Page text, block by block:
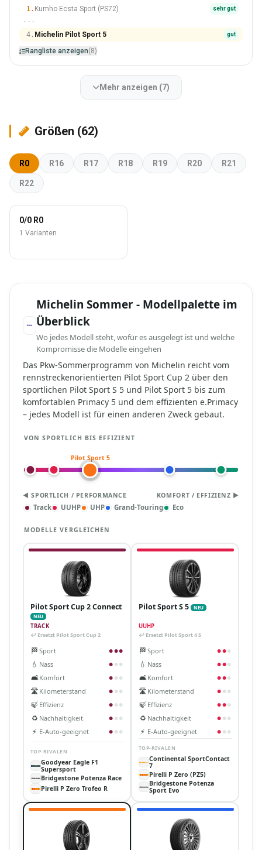
1. Kumho Ecsta Sport (PS72) sehr gut
···
4. Michelin Pilot Sport 5 gut
Rangliste anzeigen(8)
Mehr anzeigen (7)
Größen (62)
R0 R16 R17 R18 R19 R20 R21
R22
0/0 R0
1 Varianten
Michelin Sommer - Modellpalette im
Überblick
Wo jedes Modell steht, wofür es ausgelegt ist und welche
Kompromisse die Modelle eingehen
Das Pkw-Sommerprogramm von Michelin reicht vom
rennstreckenorientierten Pilot Sport Cup 2 über den
sportlichen Pilot Sport S 5 und Pilot Sport 5 bis zum
komfortablen Primacy 5 und dem effizienten e.Primacy
– jedes Modell ist für einen anderen Zweck gebaut.
VON SPORTLICH BIS EFFIZIENT
Pilot Sport 5
◀ SPORTLICH / PERFORMANCE KOMFORT / EFFIZIENZ ▶
Track UUHP UHP Grand-Touring Eco
MODELLE VERGLEICHEN
Pilot Sport Cup 2 Connect
NEU
TRACK
↩ Ersetzt Pilot Sport Cup 2
🏁 Sport ●●●
💧 Nass ● ● ●
🛋️Komfort ● ● ●
🛣️ Kilometerstand ● ● ●
🍃 Effizienz ● ● ●
♻️ Nachhaltigkeit ● ● ●
⚡ E-Auto-geeignet ● ● ●
TOP-RIVALEN
Goodyear Eagle F1
Supersport
Bridgestone Potenza Race
Pirelli P Zero Trofeo R
Pilot Sport S 5 NEU
UUHP
↩ Ersetzt Pilot Sport 4 S
🏁 Sport ●●●
💧 Nass ●●●
🛋️Komfort ●●●
🛣️ Kilometerstand ● ● ●
🍃 Effizienz ●●●
♻️ Nachhaltigkeit ● ● ●
⚡ E-Auto-geeignet ● ● ●
TOP-RIVALEN
Continental SportContact
7
Pirelli P Zero (PZ5)
Bridgestone Potenza
Sport Evo